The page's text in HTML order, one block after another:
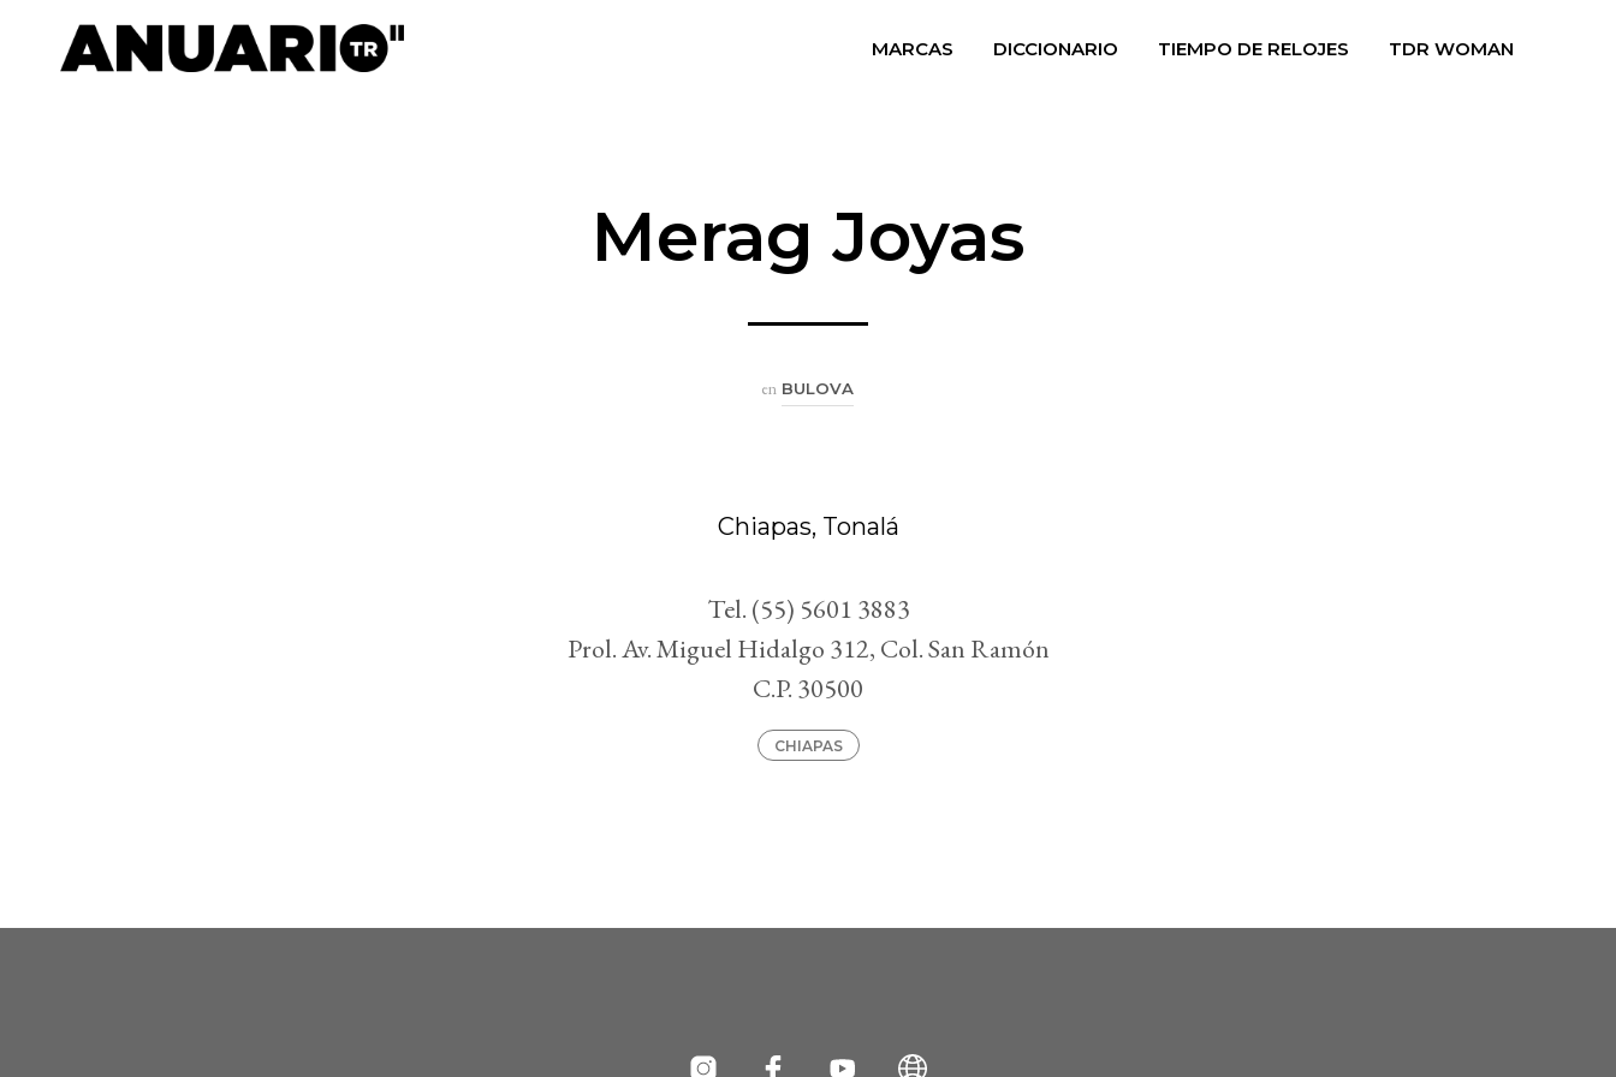
MARCAS DICCIONARIO TIEMPO DE RELOJES TDR WOMAN
Merag Joyas
en BULOVA
Chiapas, Tonalá
Tel. (55) 5601 3883
Prol. Av. Miguel Hidalgo 312, Col. San Ramón
C.P. 30500
CHIAPAS